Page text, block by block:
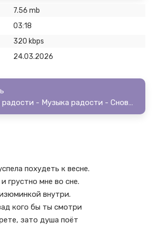
7.56 mb
03:18
320 kbps
24.03.2026
Музыка радости - Музыка радости - Снова не успела похудеть к весне
похудеть к весне.
грустно мне во сне.
внутри.
кого бы ты смотри
зато душа поёт